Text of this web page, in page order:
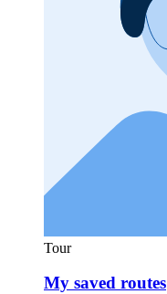
Tour
My saved routes